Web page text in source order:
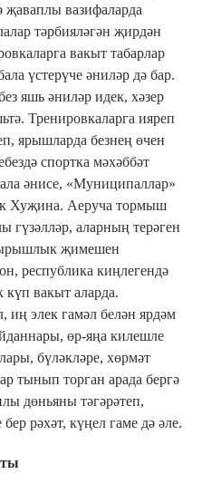
вазифаларда
тәрбияләгән җирдән
вакыт табарлар
үстерүче әниләр дә бар.
яшь әниләр идек, хәзер
Тренировкаларга ияреп
ярышларда безнең өчен
спортка мәхәббәт
әнисе, «Муниципаллар»
Хуҗина. Аеруча тормыш
гүзәлләр, аларның терәген
җимешен
республика киңлегендә
күп вакыт аларда.
иң элек гамәл белән ярдәм
өр-яңа килешле
бүләкләре, хөрмәт
тынып торган арада бергә
дөньяны тәгәрәтеп,
рәхәт, күңел гаме дә әле.